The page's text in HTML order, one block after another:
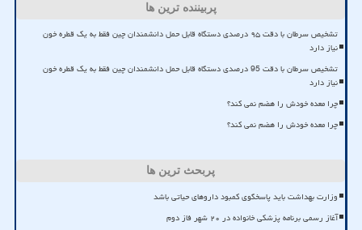
پربیننده ترین ها
تشخیص سرطان با دقت ۹۵ درصدی دستگاه قابل حمل دانشمندان چین فقط به یک قطره خون
نیاز دارد
تشخیص سرطان با دقت 95 درصدی دستگاه قابل حمل دانشمندان چین فقط به یک قطره خون
نیاز دارد
چرا معده خودش را هضم نمی کند؟
چرا معده خودش را هضم نمی کند؟
پربحث ترین ها
وزارت بهداشت باید پاسخگوی کمبود داروهای حیاتی باشد
آغاز رسمی برنامه پزشکی خانواده در ۲۰ شهر فاز دوم